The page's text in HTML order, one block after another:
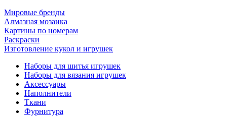
Мировые бренды
Алмазная мозаика
Картины по номерам
Раскраски
Изготовление кукол и игрушек
Наборы для шитья игрушек
Наборы для вязания игрушек
Аксессуары
Наполнители
Ткани
Фурнитура